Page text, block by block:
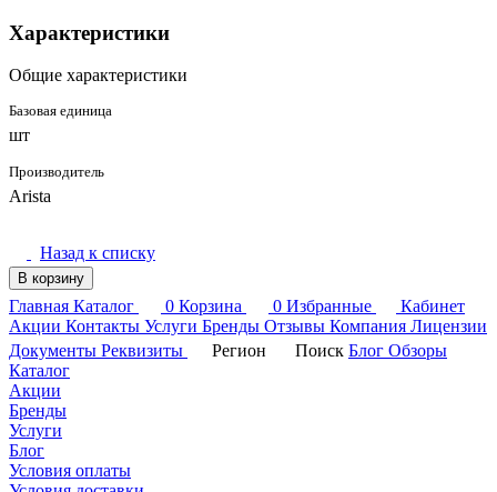
Характеристики
Общие характеристики
Базовая единица
шт
Производитель
Arista
Назад к списку
В корзину
Главная Каталог 0 Корзина 0 Избранные
Кабинет
Акции Контакты Услуги Бренды Отзывы Компания Лицензии
Документы Реквизиты Регион Поиск Блог Обзоры
Каталог
Акции
Бренды
Услуги
Блог
Условия оплаты